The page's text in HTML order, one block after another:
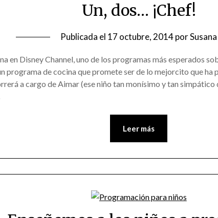
Un, dos… ¡Chef!
Publicada el 17 octubre, 2014porSusana
en Disney Channel, uno de los programas más esperados
programa de cocina que promete ser de lo mejorcito que ha
a cargo de Aimar (ese niño tan monísimo y tan
Leer más